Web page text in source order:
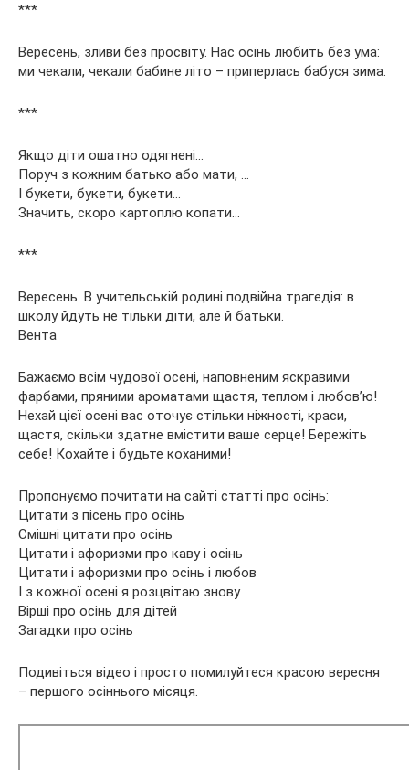
***
Вересень, зливи без просвіту. Нас осінь любить без ума:
ми чекали, чекали бабине літо – приперлась бабуся зима.
***
Якщо діти ошатно одягнені…
Поруч з кожним батько або мати, …
І букети, букети, букети…
Значить, скоро картоплю копати…
***
Вересень. В учительській родині подвійна трагедія: в
школу йдуть не тільки діти, але й батьки.
Вента
Бажаємо всім чудової осені, наповненим яскравими
фарбами, пряними ароматами щастя, теплом і любов’ю!
Нехай цієї осені вас оточує стільки ніжності, краси,
щастя, скільки здатне вмістити ваше серце! Бережіть
себе! Кохайте і будьте коханими!
Пропонуємо почитати на сайті статті про осінь:
Цитати з пісень про осінь
Смішні цитати про осінь
Цитати і афоризми про каву і осінь
Цитати і афоризми про осінь і любов
І з кожної осені я розцвітаю знову
Вірші про осінь для дітей
Загадки про осінь
Подивіться відео і просто помилуйтеся красою вересня
– першого осіннього місяця.